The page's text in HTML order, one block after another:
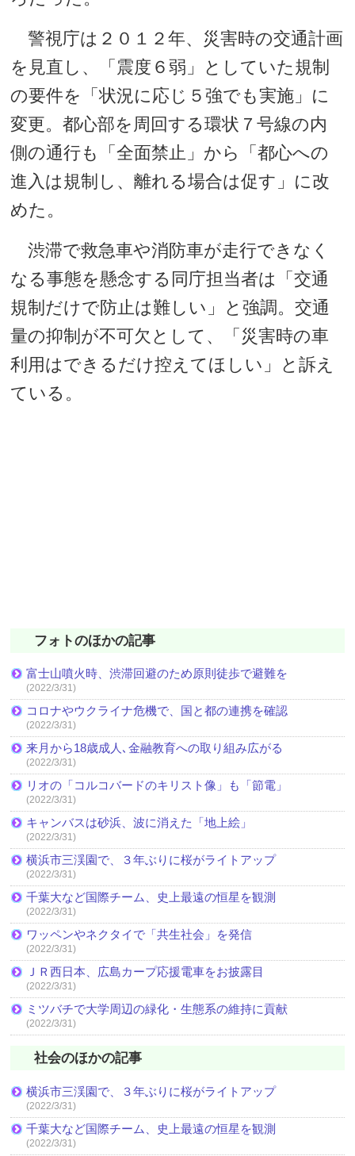
警視庁は２０１２年、災害時の交通計画
を見直し、「震度６弱」としていた規制
の要件を「状況に応じ５強でも実施」に
変更。都心部を周回する環状７号線の内
側の通行も「全面禁止」から「都心への
進入は規制し、離れる場合は促す」に改
めた。
渋滞で救急車や消防車が走行できなく
なる事態を懸念する同庁担当者は「交通
規制だけで防止は難しい」と強調。交通
量の抑制が不可欠として、「災害時の車
利用はできるだけ控えてほしい」と訴え
ている。
フォトのほかの記事
富士山噴火時、渋滞回避のため原則徒歩で避難を
(2022/3/31)
コロナやウクライナ危機で、国と都の連携を確認
(2022/3/31)
来月から18歳成人､金融教育への取り組み広がる
(2022/3/31)
リオの「コルコバードのキリスト像」も「節電」
(2022/3/31)
キャンバスは砂浜、波に消えた「地上絵」
(2022/3/31)
横浜市三渓園で、３年ぶりに桜がライトアップ
(2022/3/31)
千葉大など国際チーム、史上最遠の恒星を観測
(2022/3/31)
ワッペンやネクタイで「共生社会」を発信
(2022/3/31)
ＪＲ西日本、広島カープ応援電車をお披露目
(2022/3/31)
ミツバチで大学周辺の緑化・生態系の維持に貢献
(2022/3/31)
社会のほかの記事
横浜市三渓園で、３年ぶりに桜がライトアップ
(2022/3/31)
千葉大など国際チーム、史上最遠の恒星を観測
(2022/3/31)